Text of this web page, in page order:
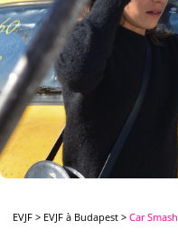
EVJF > EVJF à Budapest >Car Smash